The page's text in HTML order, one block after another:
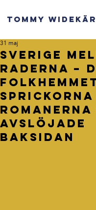
TOMMY
Sverige
raderna –
sprickorna
romanerna
avslöjade
baksidan
31 maj